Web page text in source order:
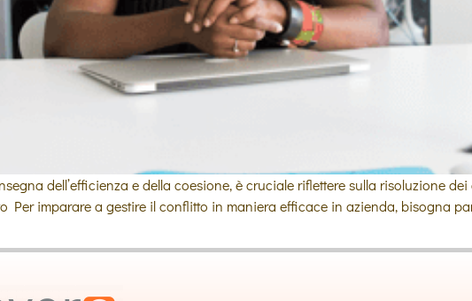
dell’efficienza e della coesione, è cruciale riflettere sulla risoluzione
Per imparare a gestire il conflitto in maniera efficace in azienda, bisogna